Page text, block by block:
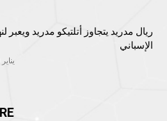
ريال مدريد يتجاوز أتلتيكو مدريد ويعبر
الإسباني
يناير 10, 2024 23:53